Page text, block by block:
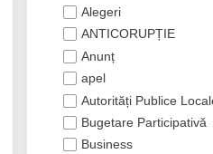
Alegeri
ANTICORUPȚIE
Anunț
apel
Autorități Publice
Bugetare Participativă
Business